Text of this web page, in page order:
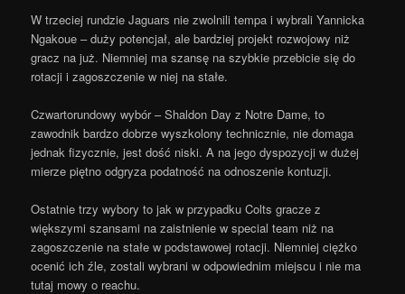
W trzeciej rundzie Jaguars nie zwolnili tempa i wybrali Yannicka
Ngakoue – duży potencjał, ale bardziej projekt rozwojowy niż
gracz na już. Niemniej ma szansę na szybkie przebicie się do
rotacji i zagoszczenie w niej na stałe.
Czwartorundowy wybór – Shaldon Day z Notre Dame, to
zawodnik bardzo dobrze wyszkolony technicznie, nie domaga
jednak fizycznie, jest dość niski. A na jego dyspozycji w dużej
mierze piętno odgryza podatność na odnoszenie kontuzji.
Ostatnie trzy wybory to jak w przypadku Colts gracze z
większymi szansami na zaistnienie w special team niż na
zagoszczenie na stałe w podstawowej rotacji. Niemniej ciężko
ocenić ich źle, zostali wybrani w odpowiednim miejscu i nie ma
tutaj mowy o reachu.